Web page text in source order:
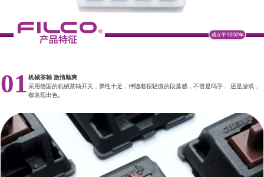
01 机械茶轴 激情顺爽
采用德国的机械茶轴开关，弹性十足，伴随着很轻微的段落感，不管是码字， 还是游戏，
都表现出色。